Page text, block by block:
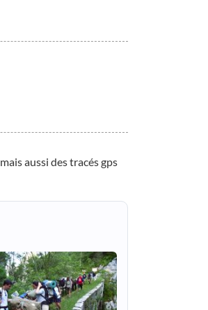
mais aussi des tracés gps